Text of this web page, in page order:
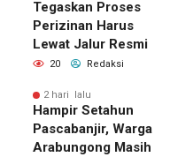
Tegaskan Proses
Perizinan Harus
Lewat Jalur Resmi
20 Redaksi
2 hari lalu
Hampir Setahun
Pascabanjir, Warga
Arabungong Masih